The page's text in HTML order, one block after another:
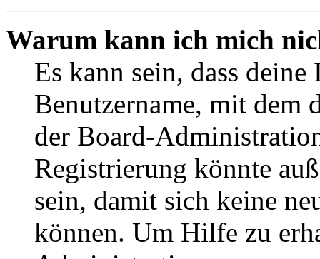
Warum kann ich mich
Es kann sein, dass
Benutzername, mit dem
der Board-
Registrierung könnte
sein, damit sich keine
können. Um Hilfe zu